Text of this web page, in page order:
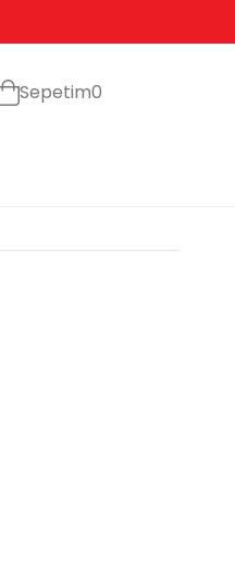
Sepetim0